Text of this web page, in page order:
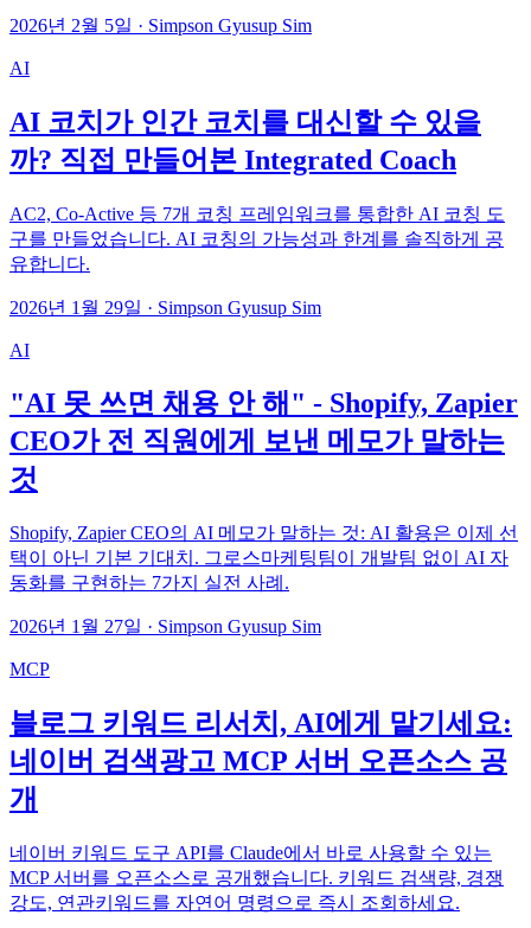
2026년 2월 5일 · Simpson Gyusup Sim
AI
AI 코치가 인간 코치를 대신할 수 있을
까? 직접 만들어본 Integrated Coach
AC2, Co-Active 등 7개 코칭 프레임워크를 통합한 AI 코칭 도
구를 만들었습니다. AI 코칭의 가능성과 한계를 솔직하게 공
유합니다.
2026년 1월 29일 · Simpson Gyusup Sim
AI
"AI 못 쓰면 채용 안 해" - Shopify, Zapier
CEO가 전 직원에게 보낸 메모가 말하는
것
Shopify, Zapier CEO의 AI 메모가 말하는 것: AI 활용은 이제 선
택이 아닌 기본 기대치. 그로스마케팅팀이 개발팀 없이 AI 자
동화를 구현하는 7가지 실전 사례.
2026년 1월 27일 · Simpson Gyusup Sim
MCP
블로그 키워드 리서치, AI에게 맡기세요:
네이버 검색광고 MCP 서버 오픈소스 공
개
네이버 키워드 도구 API를 Claude에서 바로 사용할 수 있는
MCP 서버를 오픈소스로 공개했습니다. 키워드 검색량, 경쟁
강도, 연관키워드를 자연어 명령으로 즉시 조회하세요.